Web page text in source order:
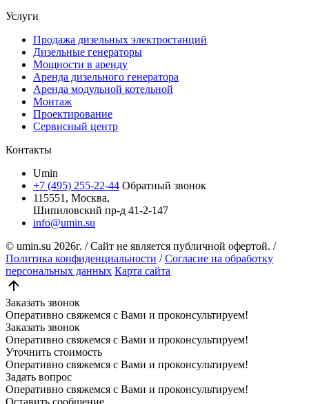
Услуги
Продажа дизельных электростанций
Дизельные генераторы
Мощности в аренду
Аренда дизельного генератора
Аренда модульной котельной
Монтаж
Проектирование
Сервисный центр
Контакты
Umin
+7 (495) 255-22-44 Обратный звонок
115551, Москва,
Шипиловский пр-д 41-2-147
info@umin.su
© umin.su 2026г. /Сайт не является публичной офертой. /
Политика конфиденциальности / Согласие на обработку
персональных данных Карта сайта
Заказать звонок
Оперативно свяжемся с Вами и проконсультируем!
Заказать звонок
Оперативно свяжемся с Вами и проконсультируем!
Уточнить стоимость
Оперативно свяжемся с Вами и проконсультируем!
Задать вопрос
Оперативно свяжемся с Вами и проконсультируем!